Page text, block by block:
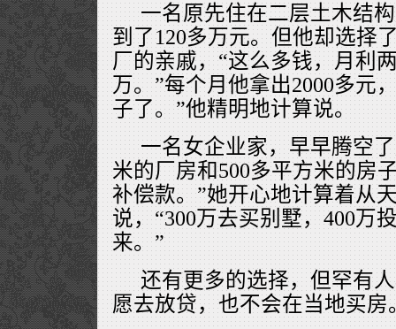
一名原先住在二层土木结
到了120多万元。但他却选择
厂的亲戚，“这么多钱，月利
万。”每个月他拿出2000多元
子了。”他精明地计算说。
一名女企业家，早早腾空
米的厂房和500多平方米的房
补偿款。”她开心地计算着从
说，“300万去买别墅，400万
来。”
还有更多的选择，但罕有
愿去放贷，也不会在当地买房